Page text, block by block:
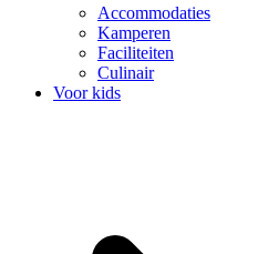
Accommodaties
Kamperen
Faciliteiten
Culinair
Voor kids